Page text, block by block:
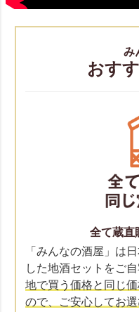
み
おす
全て蔵直
「みんなの酒屋」は
した地酒セットをご
地で買う価格と同じ
ので、ご安心してお選